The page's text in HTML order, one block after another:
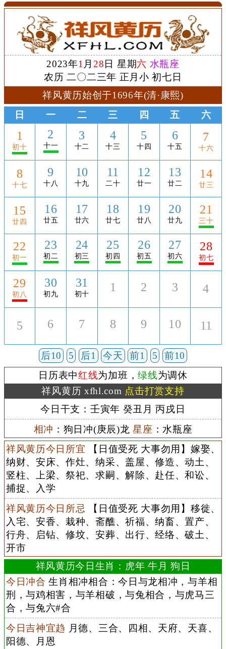
2023年1 月 28 日 星期六 水瓶座
农历 二〇二三年 正月小 初七日
祥风黄历始创于1696年(清·康熙)
日
一 二 三 四 五 六
1
初十
2
十一
3
十二
4
十三
5
十四
6
十五
7
十六
8
十七
9
十八
10
十九
11
二十
12
廿一
13
廿二
14
廿三
15
廿四
16
廿五
17
廿六
18
廿七
19
廿八
20
廿九
21
三十
22
初一
23
初二
24
初三
25
初四
26
初五
27
初六
28
初七
29
初八
30
初九
31
初十
1 2 3 4
5 6 7 8 9 10 11
后10 5 后1 今天 前1 5
前10
日历表中红线为加班，绿线为调休
祥风黄历 xfhl.com 点击打赏支持
今日干支：壬寅年 癸丑月 丙戌日
相冲 ：狗日冲(庚辰)龙星座 ：水瓶座
祥风黄历今日所宜 【日值受死 大事勿用】嫁娶、
纳财、安床、作灶、纳采、盖屋、修造、动土、
竖柱、上梁、祭祀、求嗣、解除、赴任、和讼、
捕捉、入学
祥风黄历今日所忌
【日值受死 大事勿用】移徙、
入宅、安香、栽种、斋醮、祈福、纳畜、置产、
行舟、启钻、修坟、安葬、出行、经络、破土、
开市
祥风黄历今日生肖：虎年 牛月 狗日
今日冲合 生肖相冲相合：今日与龙相冲，与羊相
刑，与鸡相害，与羊相破，与兔相合，与虎马三
合，与兔六#合
今日吉神宜趋 月德、三合、四相、天府、天喜、
阳德、月恩